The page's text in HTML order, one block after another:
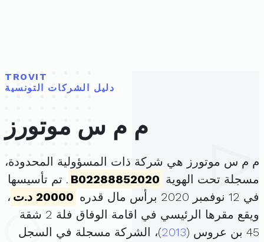
TROVIT
دليل الشركات التونسية
م م س موتورز
م م س موتورز هي شركة ذات المسؤولية المحدودة،
مسجلة تحت الهوية B02288852020 . تم تأسيسها
في 12 نوفمبر 2020 برأس مال قدره
20000 د.ت
،
ويقع مقرها الرئيسي في اقامة الوفاق فلة 2 شقة
45 بن عروس (
2013)، الشركة مسجلة في السجل